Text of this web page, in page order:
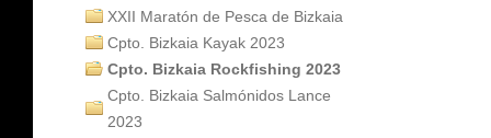
XXII Maratón de Pesca de Bizkaia
Cpto. Bizkaia Kayak 2023
Cpto. Bizkaia Rockfishing 2023
Cpto. Bizkaia Salmónidos Lance
2023